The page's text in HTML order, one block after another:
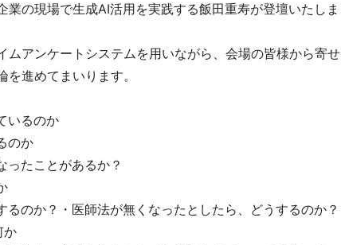
の現場で生成AI活用を実践する飯田重寿が登壇いたしま
ムアンケートシステムを用いながら、会場の皆様から寄せ
進めてまいります。
いるのか
のか
ったことがあるか？
るのか？・医師法が無くなったとしたら、どうするのか？
か